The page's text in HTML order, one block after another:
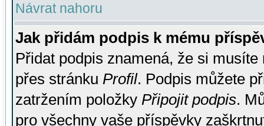
Návrat nahoru
Jak přidám podpis k mému
Přidat podpis znamená, že si
přes stránku Profil. Podpis můžete
zatržením položky Připojit podpis.
pro všechny vaše příspěvky